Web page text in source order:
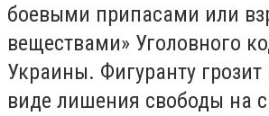
боевыми припасами или
веществами» Уголовного
Украины. Фигуранту грозит
виде лишения свободы на